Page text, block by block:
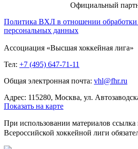
Официальный
Политика ВХЛ в отношении
персональных данных
Ассоциация «Высшая хоккейная лига»
Тел: +7 (495) 647-71-11
Общая электронная почта: vhl@fhr.ru
Адрес: 115280, Москва, ул.
Показать на карте
При использовании материалов
Всероссийской хоккейной лиги